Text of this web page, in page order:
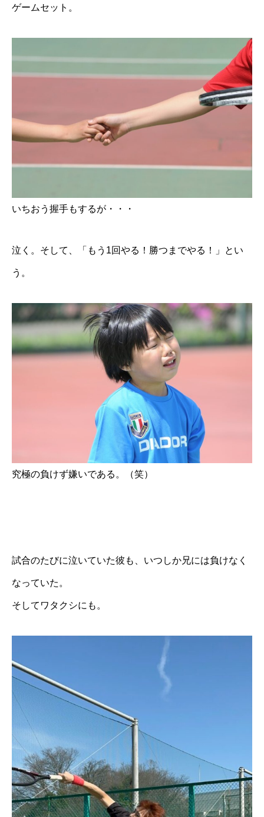
ゲームセット。
いちおう握手もするが・・・
泣く。そして、「もう1回やる！勝つまでやる！」とい
う。
究極の負けず嫌いである。（笑）
試合のたびに泣いていた彼も、いつしか兄には負けなく
なっていた。
そしてワタクシにも。